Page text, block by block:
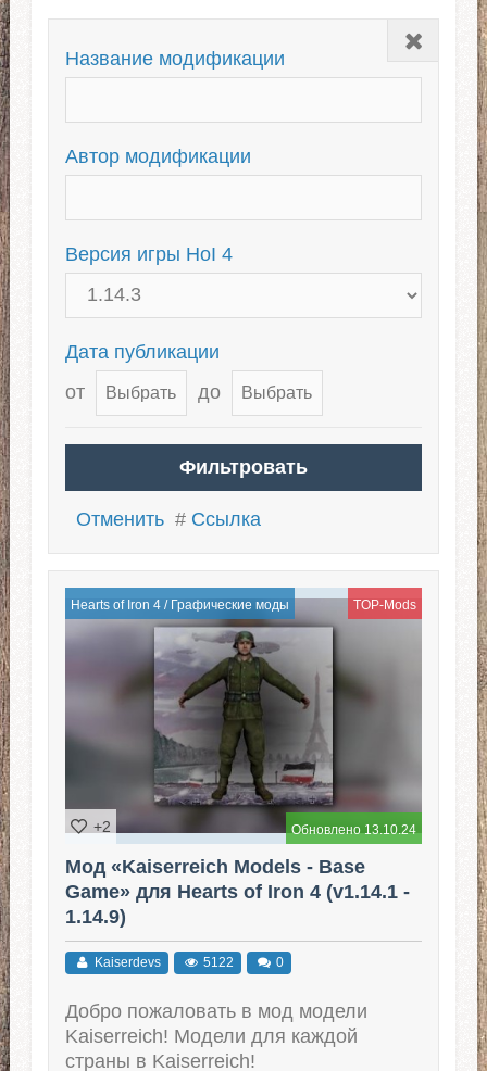
Сабмоды для OWB
The Road to 56
Закрыть
Название модификации
Автор модификации
Версия игры HoI 4
Дата публикации
от
до
Отменить # Ссылка
Hearts of Iron 4/ Графические моды TOP-Mods
Обновлено 13.10.24
+2
Мод «Kaiserreich Models - Base
Game» для Hearts of Iron 4 (v1.14.1 -
1.14.9)
Kaiserdevs 5122 0
Добро пожаловать в мод модели
Kaiserreich! Модели для каждой
страны в Kaiserreich!